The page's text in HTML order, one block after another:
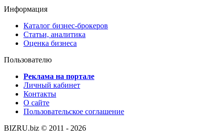
Информация
Каталог бизнес-брокеров
Статьи, аналитика
Оценка бизнеса
Пользователю
Реклама на портале
Личный кабинет
Контакты
О сайте
Пользовательское соглашение
BIZRU.biz © 2011 - 2026